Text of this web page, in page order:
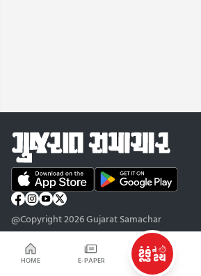
HOME E-PAPER
@Copyright 2026 Gujarat Samachar